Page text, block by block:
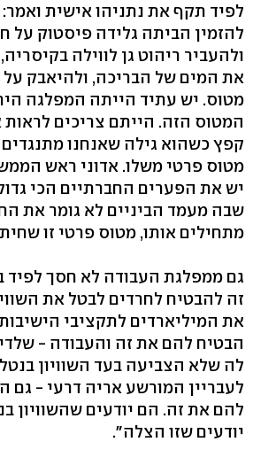
לפיד תקף את נתניהו אישית
להזמין הביתה גלידה פיסטוק על
ולהעביר ריהוט גן לווילה
את המים של הבריכה, ולהיאבק על
מטוס. יש עתיד הייתה המפלגה
המטוס הזה. הייתם צריכים
קפץ כשהוא גילה שאנחנו
מטוס פרטי משלו. אדוני ראש
יש את הפערים החברתיים הכי
שבה מעמד הביניים לא גומר את
מתחילים אותו, מטוס פרטי זו
גם ממפלגת העבודה לא חסך לפיד
זה להבטיח לחרדים לבטל את
את המיליארדים לתקציבי
הבטיח להם את זה והעבודה -
לה שלא הצביעה בעד השוויון
לעבריין המורשע אריה דרעי - גם
להם את זה. הם יודעים שהשוויון
יודעים שזו הצלה".